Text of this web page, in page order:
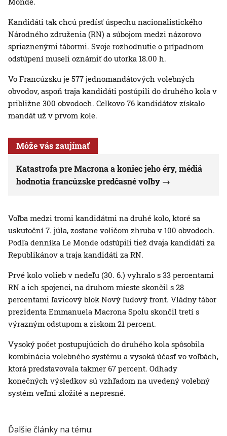
Kandidáti tak chcú predísť úspechu nacionalistického
Národného združenia (RN) a súbojom medzi názorovo
spriaznenými tábormi. Svoje rozhodnutie o prípadnom
odstúpení museli oznámiť do utorka 18.00 h.
Vo Francúzsku je 577 jednomandátových volebných
obvodov, aspoň traja kandidáti postúpili do druhého kola v
približne 300 obvodoch. Celkovo 76 kandidátov získalo
mandát už v prvom kole.
Môže vás zaujímať
Katastrofa pre Macrona a koniec jeho éry, médiá
hodnotia francúzske predčasné voľby
Voľba medzi tromi kandidátmi na druhé kolo, ktoré sa
uskutoční 7. júla, zostane voličom zhruba v 100 obvodoch.
Podľa denníka Le Monde odstúpili tiež dvaja kandidáti za
Republikánov a traja kandidáti za RN.
Prvé kolo volieb v nedeľu (30. 6.) vyhralo s 33 percentami
RN a ich spojenci, na druhom mieste skončil s 28
percentami ľavicový blok Nový ľudový front. Vládny tábor
prezidenta Emmanuela Macrona Spolu skončil tretí s
výrazným odstupom a ziskom 21 percent.
Vysoký počet postupujúcich do druhého kola spôsobila
kombinácia volebného systému a vysoká účasť vo voľbách,
ktorá predstavovala takmer 67 percent. Odhady
konečných výsledkov sú vzhľadom na uvedený volebný
systém veľmi zložité a nepresné.
Ďalšie články na tému: